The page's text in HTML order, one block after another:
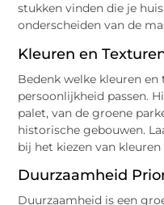
stukken vinden die je
onderscheiden van de
Kleuren en
Bedenk welke kleuren
persoonlijkheid passen.
palet, van de groene
historische gebouwen.
bij het kiezen van
Duurzaamheid
Duurzaamheid is een